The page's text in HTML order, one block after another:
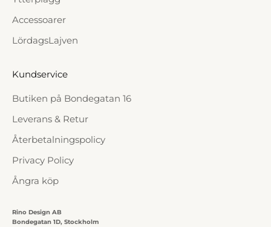
Accessoarer
LördagsLajven
Kundservice
Butiken på Bondegatan 16
Leverans & Retur
Återbetalningspolicy
Privacy Policy
Ångra köp
Rino Design AB
Bondegatan 1D, Stockholm